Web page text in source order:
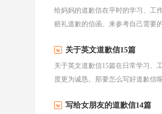
给妈妈的道歉信在平时的学习、工
赔礼道歉的信函。来参考自己需要
关于英文道歉信15篇
关于英文道歉信15篇在日常学习、
度更为诚恳。那要怎么写好道歉信
写给女朋友的道歉信14篇